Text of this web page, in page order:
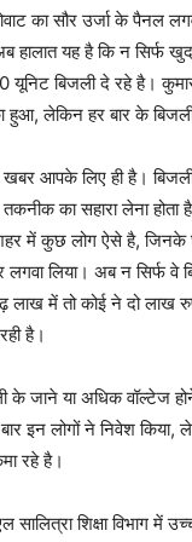
का सौर उर्जा के पैनल
यह है कि न सिर्फ
बिजली दे रहे है।
लेकिन हर बार के
आपके लिए ही है।
का सहारा लेना
में कुछ लोग ऐसे है,
लगवा लिया। अब न सिर्फ
लाख में तो कोई ने दो लाख
है।
जाने या अधिक वॉल्टेज
इन लोगों ने निवेश किया,
रहे है।
शिक्षा विभाग में